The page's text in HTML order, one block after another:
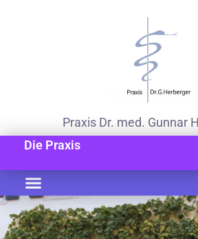
Praxis Dr. med. Gunnar
Die Praxis